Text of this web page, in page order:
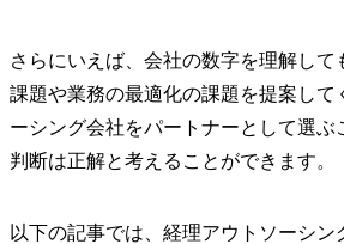
さらにいえば、会社の数字を理解して
課題や業務の最適化の課題を提案して
ーシング会社をパートナーとして選ぶ
判断は正解と考えることができます。
以下の記事では、経理アウトソーシ